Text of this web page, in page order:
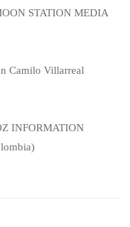
STATION MEDIA
Camilo Villarreal
INFORMATION